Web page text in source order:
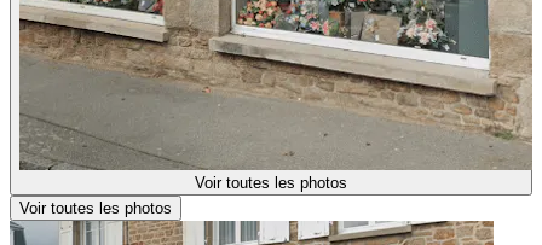
Voir toutes les photos
Voir toutes les photos